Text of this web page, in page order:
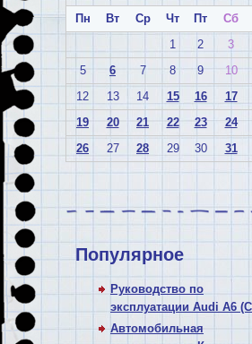
Пн
Вт Ср Чт Пт Сб
1
2 3
5
6 7 8 9 10
12
13 14 15 16 17
19
20 21 22 23 24
26
27 28 29 30 31
Популярное
Руководство по
эксплуатации Audi A6
Автомобильная